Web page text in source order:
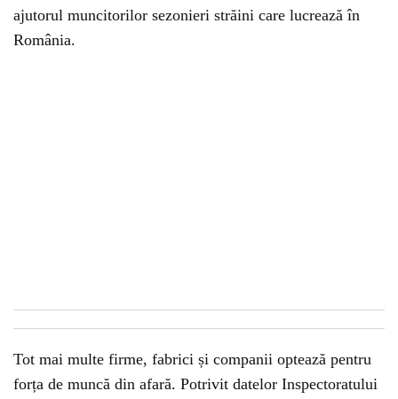
ajutorul muncitorilor sezonieri străini care lucrează în
România.
Tot mai multe firme, fabrici și companii optează pentru
forța de muncă din afară. Potrivit datelor Inspectoratului